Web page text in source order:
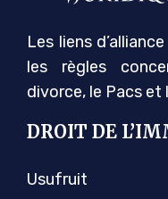
Les liens
les règles
divorce, le Pacs et
DROIT DE
Usufruit